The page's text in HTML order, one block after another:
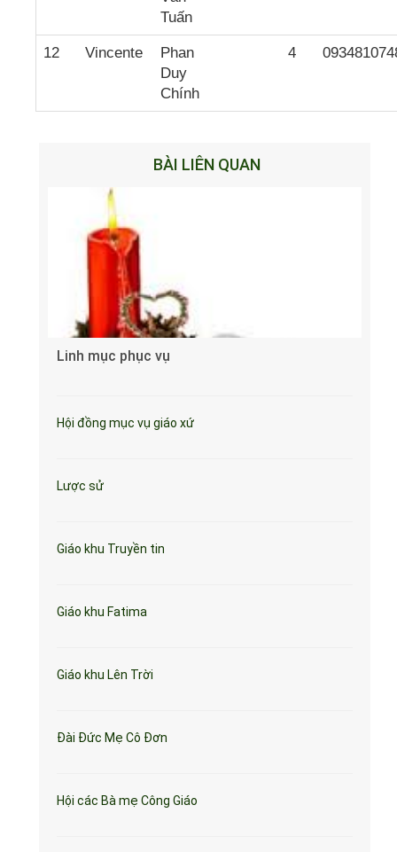
Tuấn
12 Vincente
Phan
Duy
Chính
4
BÀI LIÊN QUAN
Linh mục phục vụ
Hội đồng mục vụ giáo xứ
Lược sử
Giáo khu Truyền tin
Giáo khu Fatima
Giáo khu Lên Trời
Đài Đức Mẹ Cô Đơn
Hội các Bà mẹ Công Giáo